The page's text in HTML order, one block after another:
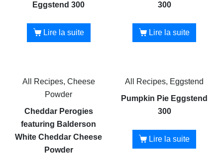
Eggstend 300
Lire la suite
300
Lire la suite
All Recipes, Cheese
Powder
Cheddar Perogies
featuring Balderson
White Cheddar Cheese
Powder
All Recipes, Eggstend
Pumpkin Pie Eggstend
300
Lire la suite